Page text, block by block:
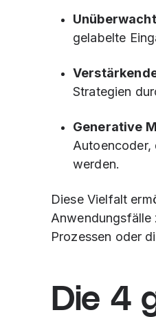
gelabelte
Strategien
Generative
Autoencoder,
werden.
Diese Vielfalt
Anwendungsfälle
Prozessen oder
Die 4